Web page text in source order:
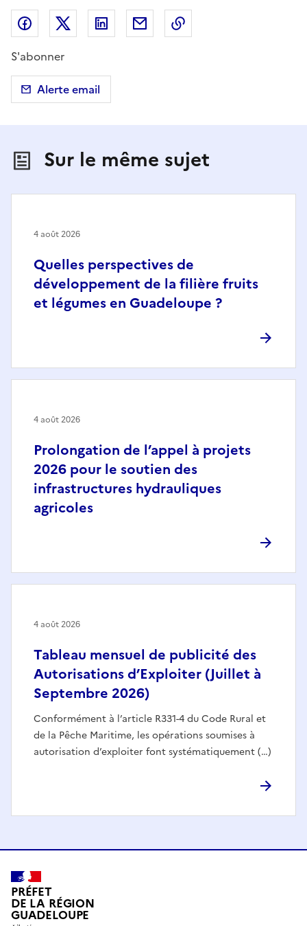
Partager sur Facebook
Partager sur X (anciennement Twitter)
Partager sur LinkedIn
Partager par email
S'abonner
Alerte email
Sur le même sujet
Quelles perspectives de
développement de la filière fruits
et légumes en Guadeloupe ?
4 août 2026
Prolongation de l’appel à projets
2026 pour le soutien des
infrastructures hydrauliques
agricoles
4 août 2026
Tableau mensuel de publicité des
Autorisations d’Exploiter (Juillet à
Septembre 2026)
Conformément à l’article R331-4 du Code Rural et
de la Pêche Maritime, les opérations soumises à
autorisation d’exploiter font systématiquement (…)
4 août 2026
PRÉFET
DE LA RÉGION
GUADELOUPE